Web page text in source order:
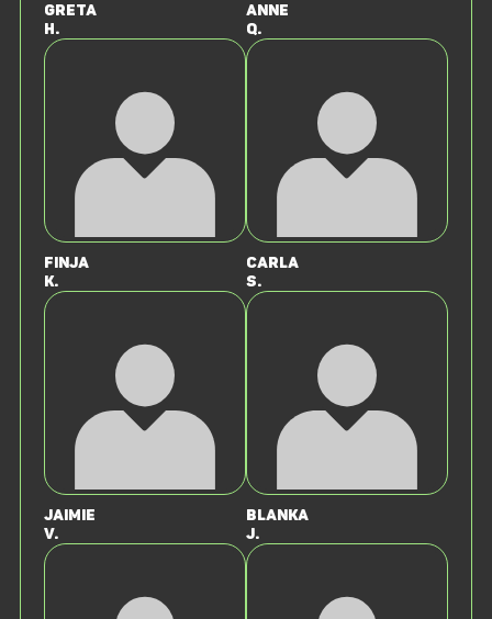
Greta
H.
Anne
Q.
Finja
K.
Carla
S.
Jaimie
V.
Blanka
J.